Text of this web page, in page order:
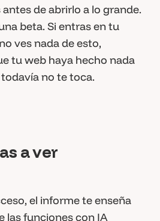
de abrirlo a lo grande.
beta. Si entras en tu
ves nada de esto,
tu web haya hecho nada
no te toca.
a ver
el informe te enseña
las funciones con IA